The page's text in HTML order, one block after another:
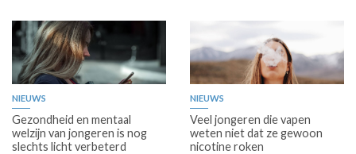
NIEUWS
Gezondheid en mentaal
welzijn van jongeren is nog
slechts licht verbeterd
Premium
NIEUWS
Veel jongeren die vapen
weten niet dat ze gewoon
nicotine roken